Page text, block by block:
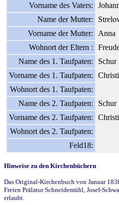
Vorname des Vaters:
Name der Mutter:
Vorname der Mutter:
Anna
Wohnort der Eltern :
Name des 1. Taufpaten:
Schur
Vorname des 1. Taufpaten:
Wohnort des 1. Taufpaten:
Name des 2. Taufpaten:
Schur
Vorname des 2. Taufpaten:
Wohnort des 2. Taufpaten:
Feld18:
Hinweise zu den Kirchenbüchern
Das Original-Kirchenbuch von Januar
Freien Prälatur Schneidemühl, Josef-
erlaubt.